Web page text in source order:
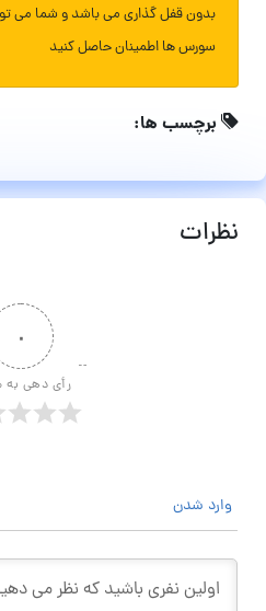
بدون قفل گذاری می باشد و شما می
سورس ها اطمینان حاصل کنید
برچسب ها:
نظرات
۰
رأی دهی به
وارد شدن